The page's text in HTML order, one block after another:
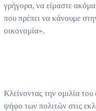
γρήγορα, να είμαστε ακόμα
που πρέπει να κάνουμε
οικονομία».
Κλείνοντας την ομιλία
ψήφο των πολιτών στις